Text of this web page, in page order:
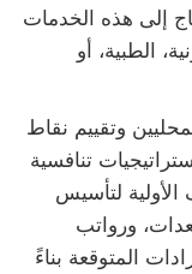
إلى هذه الخدمات
الطبية، أو
وتقييم نقاط
تنافسية
الأولية لتأسيس
ورواتب
المتوقعة بناءً